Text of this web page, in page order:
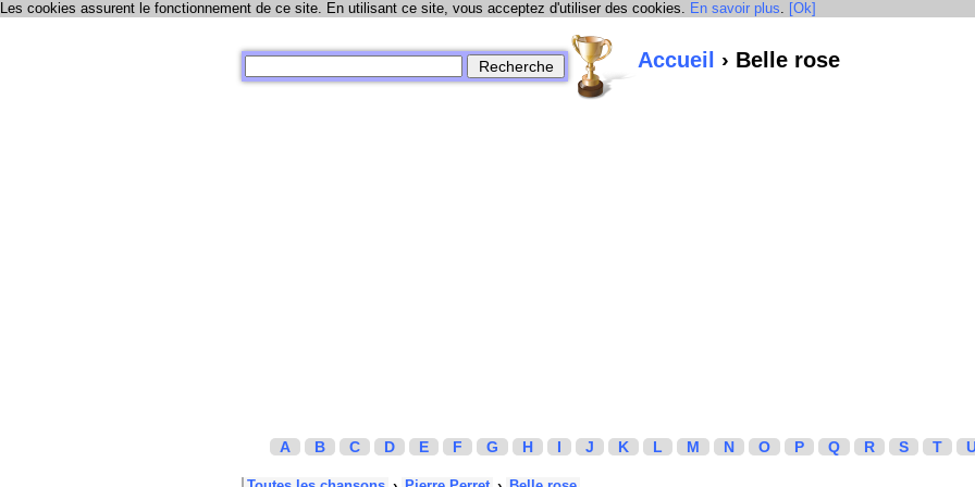
Les cookies assurent le fonctionnement de ce site. En utilisant ce site, vous acceptez d'utiliser des cookies. En savoir plus. [Ok]
Accueil › Belle rose
A B C D E F G H I J K L M N O P Q R S T